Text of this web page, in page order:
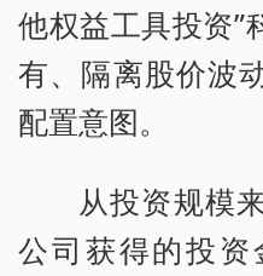
他权益工具投资”
有、隔离股价波
配置意图。
从投资规模
公司获得的投